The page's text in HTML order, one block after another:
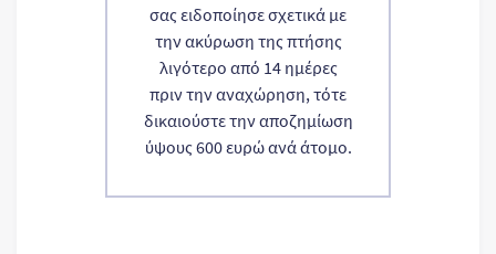
σας ειδοποίησε σχετικά με
την ακύρωση της πτήσης
λιγότερο από 14 ημέρες
πριν την αναχώρηση, τότε
δικαιούστε την αποζημίωση
ύψους 600 ευρώ ανά άτομο.